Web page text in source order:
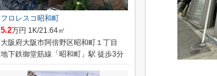
フロレスコ昭和町
5.2万円 1K/21.64㎡
大阪府大阪市阿倍野区昭和町１丁目
地下鉄御堂筋線「昭和町」駅 徒歩3分